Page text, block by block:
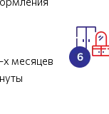
месяцев